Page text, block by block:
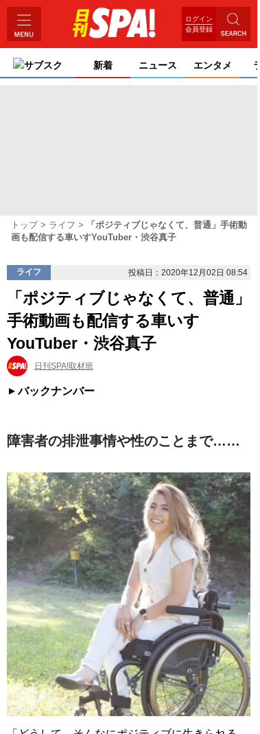
ログイン
会員登録
サブスク 新着 ニュース エンタメ
トップ ライフ
「ポジティブじゃなくて、普通」手術動
画も配信する車いすYouTuber・渋谷真子
ライフ 投稿日：2020年12月02日 08:54
「ポジティブじゃなくて、普通」
手術動画も配信する車いす
YouTuber・渋谷真子
日刊SPA!取材班
バックナンバー
障害者の排泄事情や性のことまで……